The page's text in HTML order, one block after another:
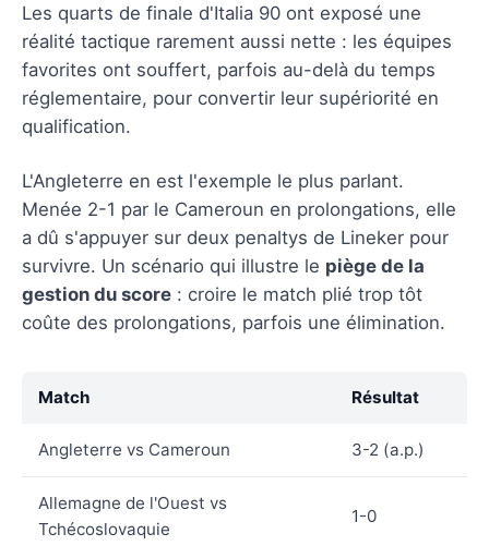
Les quarts de finale d'Italia 90 ont exposé une
réalité tactique rarement aussi nette : les équipes
favorites ont souffert, parfois au-delà du temps
réglementaire, pour convertir leur supériorité en
qualification.
L'Angleterre en est l'exemple le plus parlant.
Menée 2-1 par le Cameroun en prolongations, elle
a dû s'appuyer sur deux penaltys de Lineker pour
survivre. Un scénario qui illustre le piège de la
gestion du score : croire le match plié trop tôt
coûte des prolongations, parfois une élimination.
Match Résultat
Angleterre vs Cameroun 3-2 (a.p.)
Allemagne de l'Ouest vs
Tchécoslovaquie
1-0